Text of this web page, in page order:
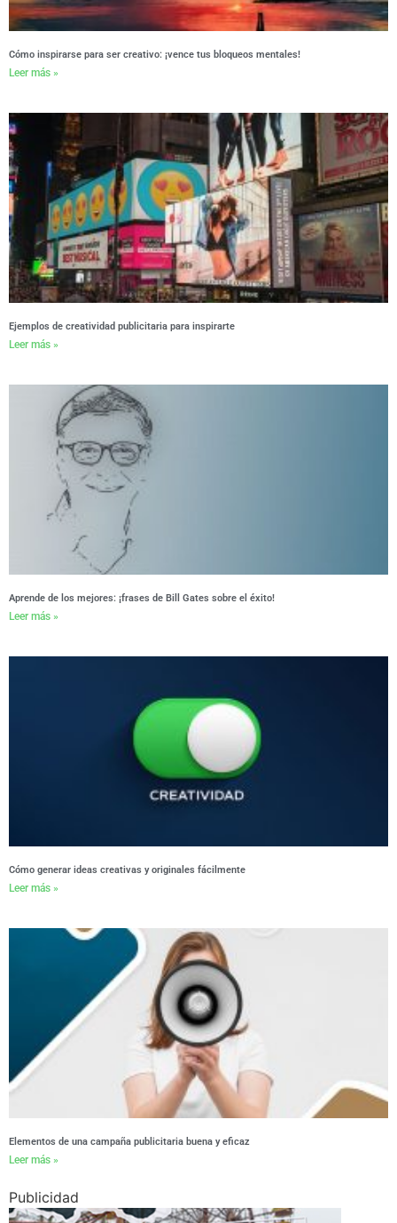
Cómo inspirarse para ser creativo: ¡vence tus bloqueos mentales!
Leer más »
Ejemplos de creatividad publicitaria para inspirarte
Leer más »
Aprende de los mejores: ¡frases de Bill Gates sobre el éxito!
Leer más »
Cómo generar ideas creativas y originales fácilmente
Leer más »
Elementos de una campaña publicitaria buena y eficaz
Leer más »
Publicidad